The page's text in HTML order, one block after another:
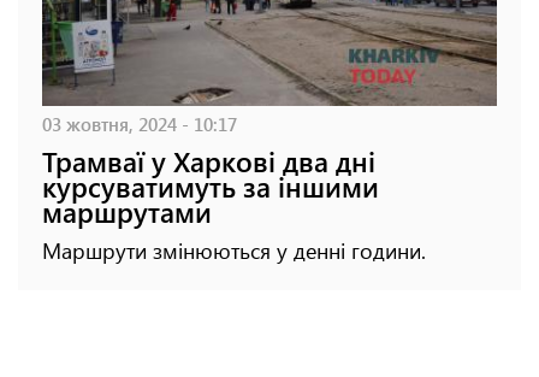
03 жовтня, 2024 - 10:17
Трамваї у Харкові два дні
курсуватимуть за іншими
маршрутами
Маршрути змінюються у денні години.